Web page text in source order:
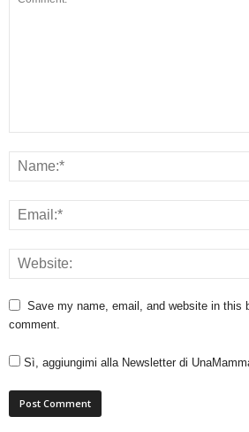
Save my name, email, and website in this
comment.
Sì, aggiungimi alla Newsletter di